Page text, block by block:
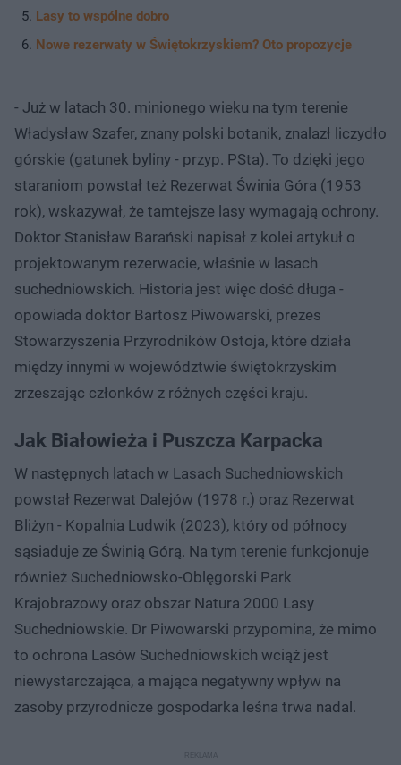
Lasy to wspólne dobro
Nowe rezerwaty w Świętokrzyskiem? Oto propozycje
- Już w latach 30. minionego wieku na tym terenie
Władysław Szafer, znany polski botanik, znalazł liczydło
górskie (gatunek byliny - przyp. PSta). To dzięki jego
staraniom powstał też Rezerwat Świnia Góra (1953
rok), wskazywał, że tamtejsze lasy wymagają ochrony.
Doktor Stanisław Barański napisał z kolei artykuł o
projektowanym rezerwacie, właśnie w lasach
suchedniowskich. Historia jest więc dość długa -
opowiada doktor Bartosz Piwowarski, prezes
Stowarzyszenia Przyrodników Ostoja, które działa
między innymi w województwie świętokrzyskim
zrzeszając członków z różnych części kraju.
Jak Białowieża i Puszcza Karpacka
W następnych latach w Lasach Suchedniowskich
powstał Rezerwat Dalejów (1978 r.) oraz Rezerwat
Bliżyn - Kopalnia Ludwik (2023), który od północy
sąsiaduje ze Świnią Górą. Na tym terenie funkcjonuje
również Suchedniowsko-Oblęgorski Park
Krajobrazowy oraz obszar Natura 2000 Lasy
Suchedniowskie. Dr Piwowarski przypomina, że mimo
to ochrona Lasów Suchedniowskich wciąż jest
niewystarczająca, a mająca negatywny wpływ na
zasoby przyrodnicze gospodarka leśna trwa nadal.